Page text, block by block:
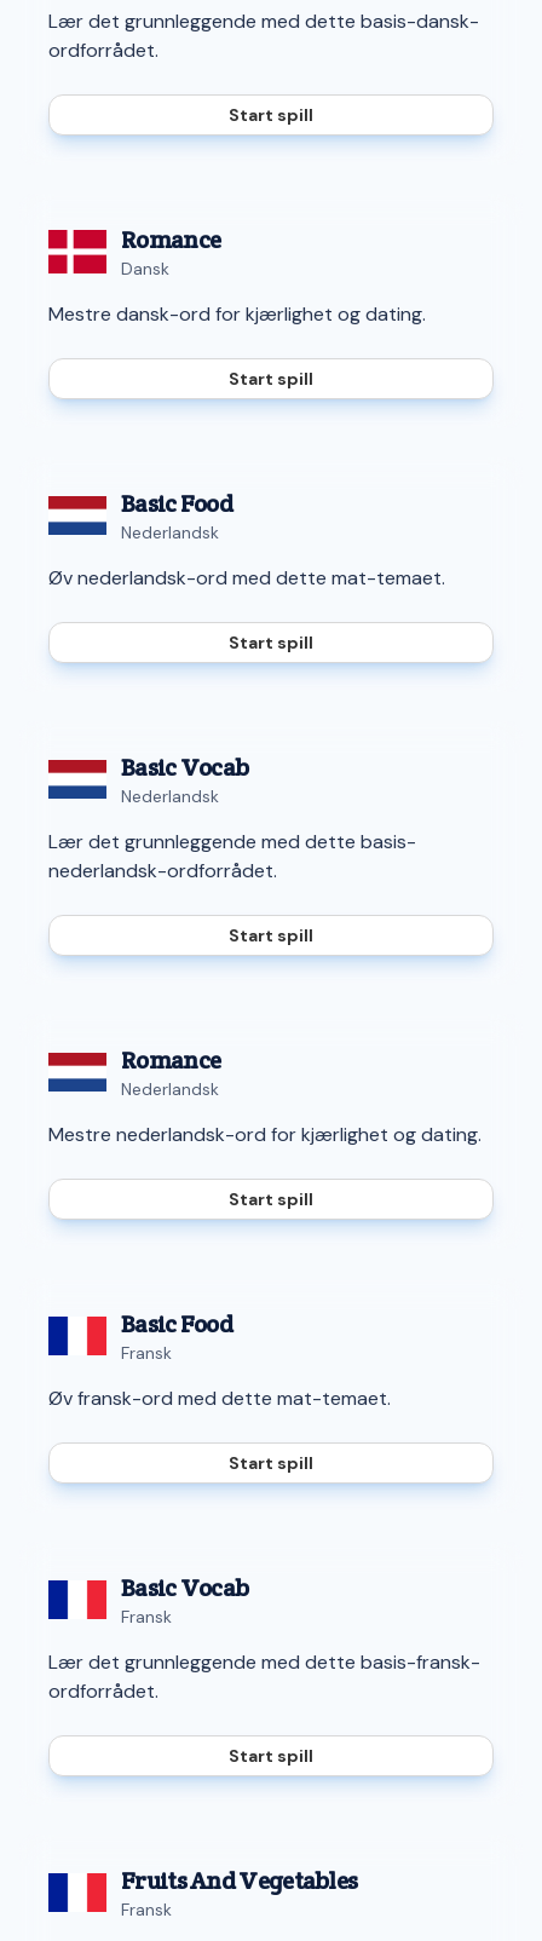
Lær det grunnleggende med dette basis-dansk-
ordforrådet.
Start spill
Romance
Dansk
Mestre dansk-ord for kjærlighet og dating.
Start spill
Basic Food
Nederlandsk
Øv nederlandsk-ord med dette mat-temaet.
Start spill
Basic Vocab
Nederlandsk
Lær det grunnleggende med dette basis-
nederlandsk-ordforrådet.
Start spill
Romance
Nederlandsk
Mestre nederlandsk-ord for kjærlighet og dating.
Start spill
Basic Food
Fransk
Øv fransk-ord med dette mat-temaet.
Start spill
Basic Vocab
Fransk
Lær det grunnleggende med dette basis-fransk-
ordforrådet.
Start spill
Fruits And Vegetables
Fransk